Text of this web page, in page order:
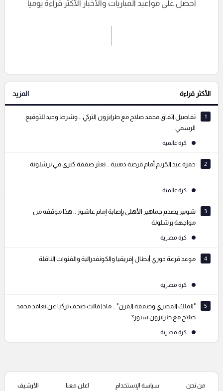
إرسال تعليق
التعليقات السابقة
احصل على مواعيد المباريات والأخبار الأكثر قراءة يوميا
الأكثر قراءة المزيد
1
تفاصيل اتفاق محمد صلاح مع طرابزون التركي .. وشرط وحيد للتوقيع
الرسمي
كرة عالمية
2 حمزة عبد الكريم أمام فرصة ذهبية .. تعثر صفقة كبرى في برشلونة
كرة عالمية
3
شوبير يصدم جماهير الأهلي بإصابة إمام عاشور .. هذا موقفه من
مواجهة برشلونة
كرة مصرية
4 موعد قرعة دوري أبطال إفريقيا والكونفدرالية والقنوات الناقلة
كرة مصرية
5
"الملك المصري وصفقة القرن" .. ماذا قالت صحف تركيا عن تعاقد محمد
صلاح مع طرابزون سبور؟
كرة مصرية
من نحن سياسة الإستخدام اعلن معنا الأرشيف